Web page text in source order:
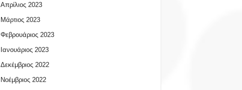
Απρίλιος 2023
Μάρτιος 2023
Φεβρουάριος 2023
Ιανουάριος 2023
Δεκέμβριος 2022
Νοέμβριος 2022